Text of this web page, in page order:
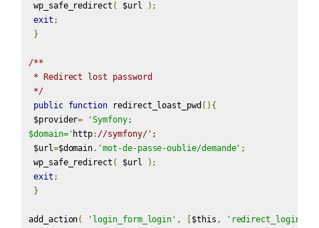
wp_safe_redirect ( $url
);
exit ;
}
/**
* Redirect lost password
*/
public
function redirect_loast_pwd (){
$provider=
'Symfony;
$domain=' http: //symfony/';
$url=$domain. 'mot-de-passe-oublie/demande' ;
wp_safe_redirect ( $url
);
exit ;
}
add_action( 'login_form_login' , $this ,